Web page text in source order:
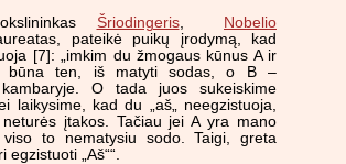
Šriodingeris, Nobelio
pateikė puikų įrodymą, kad
[7]: „imkim du žmogaus kūnus A ir
būna ten, iš matyti sodas, o B –
O tada juos sukeiskime
laikysime, kad du „aš„ neegzistuoja,
neturės įtakos. Tačiau jei A yra mano
to nematysiu sodo. Taigi, greta
egzistuoti „Aš““.